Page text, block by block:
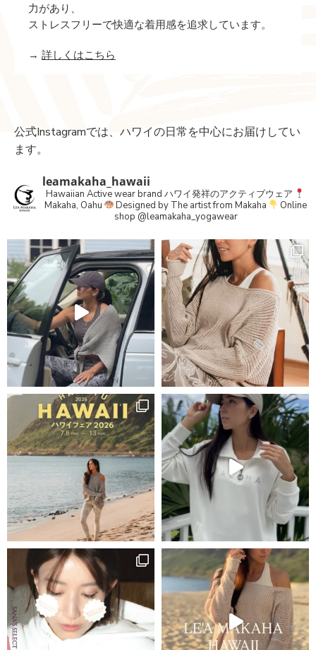
力があり、
ストレスフリーで快適な着用感を追求しています。
→ 詳しくはこちら
公式Instagramでは、ハワイの日常を中心にお届けしてい
ます。
leamakaha_hawaii
Hawaiian Active wear brand ハワイ発祥のアクティブウェア
Makaha, Oahu
Designed by The artist from Makaha
Online
shop @leamakaha_yogawear